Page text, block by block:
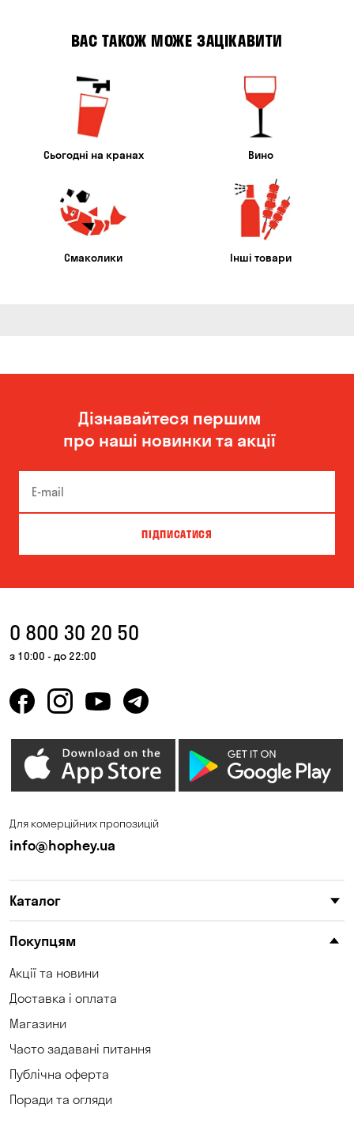
ВАС ТАКОЖ МОЖЕ ЗАЦІКАВИТИ
Сьогодні на кранах Вино
Смаколики Інші товари
Дізнавайтеся першим
про наші новинки та акції
ПІДПИСАТИСЯ
0 800 30 20 50
з 10:00 - до 22:00
Для комерційних пропозицій
info@hophey.ua
Каталог
Покупцям
Акції та новини
Доставка і оплата
Магазини
Часто задавані питання
Публічна оферта
Поради та огляди